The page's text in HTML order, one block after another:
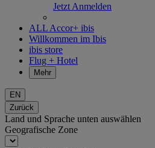
Jetzt Anmelden
ALL Accor+ ibis
Willkommen im Ibis
ibis store
Flug + Hotel
Mehr
EN
Zurück
Land und Sprache unten auswählen
Geografische Zone